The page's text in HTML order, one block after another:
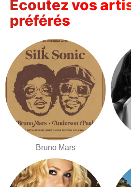
Écoutez vos
préférés
Bruno Mars